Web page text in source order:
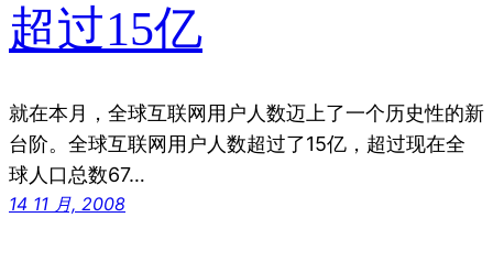
超过15亿
就在本月，全球互联网用户人数迈上了一个历史性的新
台阶。全球互联网用户人数超过了15亿，超过现在全
球人口总数67…
14 11 月, 2008